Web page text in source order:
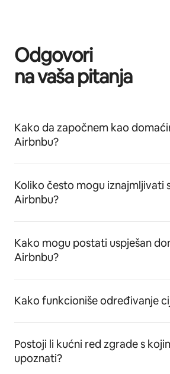
Odgovori
na vaša pitanja
Kako da započnem kao
Airbnbu?
Koliko često mogu iznajmljivati
Airbnbu?
Kako mogu postati uspješan
Airbnbu?
Kako funkcioniše određivanje
Postoji li kućni red zgrade s
upoznati?